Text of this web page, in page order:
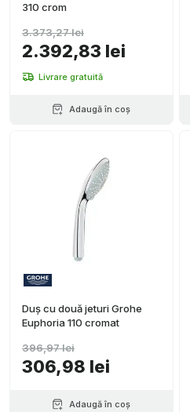
310 crom
2.392,83 lei
3.373,27 lei
Livrare gratuită
Adaugă în coș
Duș cu două jeturi Grohe
Euphoria 110 cromat
306,98 lei
396,97 lei
Adaugă în coș